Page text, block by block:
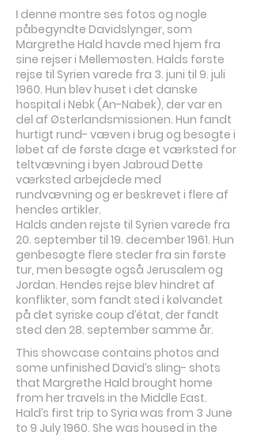
I denne montre ses fotos og nogle
påbegyndte Davidslynger, som
Margrethe Hald havde med hjem fra
sine rejser i Mellemøsten. Halds første
rejse til Syrien varede fra 3. juni til 9. juli
1960. Hun blev huset i det danske
hospital i Nebk (An-Nabek), der var en
del af Østerlandsmissionen. Hun fandt
hurtigt rund- væven i brug og besøgte i
løbet af de første dage et værksted for
teltvævning i byen Jabroud Dette
værksted arbejdede med
rundvævning og er beskrevet i flere af
hendes artikler.
Halds anden rejste til Syrien varede fra
20. september til 19. december 1961. Hun
genbesøgte flere steder fra sin første
tur, men besøgte også Jerusalem og
Jordan. Hendes rejse blev hindret af
konflikter, som fandt sted i kølvandet
på det syriske coup d’état, der fandt
sted den 28. september samme år.
This showcase contains photos and
some unfinished David’s sling- shots
that Margrethe Hald brought home
from her travels in the Middle East.
Hald’s first trip to Syria was from 3 June
to 9 July 1960. She was housed in the